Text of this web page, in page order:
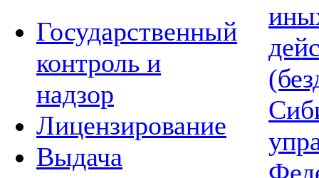
Государственный
контроль и
надзор
Лицензирование
Выдача